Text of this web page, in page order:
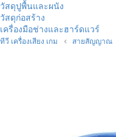
วัสดุปูพื้นและผนัง
วัสดุก่อสร้าง
เครื่องมือช่างและฮาร์ดแวร์
ทีวี เครื่องเสียง เกม สายสัญญาณ